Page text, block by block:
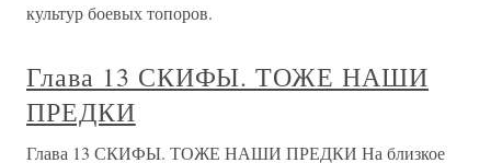
культур боевых топоров.
Глава 13 СКИФЫ. ТОЖЕ НАШИ
ПРЕДКИ
Глава 13 СКИФЫ. ТОЖЕ НАШИ ПРЕДКИ На близкое